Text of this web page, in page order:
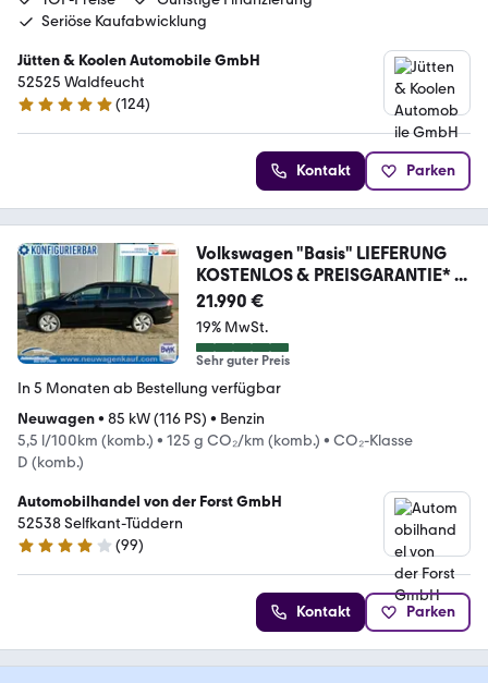
Seriöse Kaufabwicklung
Jütten & Koolen Automobile GmbH
52525 Waldfeucht
5 Sterne
(124)
Kontakt Parken
Volkswagen "Basis" LIEFERUNG
KOSTENLOS & PREISGARANTIE* ...
21.990 €
19% MwSt.
Sehr guter Preis
In 5 Monaten ab Bestellung verfügbar
Neuwagen• 85 kW (116 PS) • Benzin
5,5 l/100km (komb.) • 125 g CO₂/km (komb.) • CO₂-Klasse
D (komb.)
Automobilhandel von der Forst GmbH
52538 Selfkant-Tüddern
4.2 Sterne
(99)
Kontakt Parken